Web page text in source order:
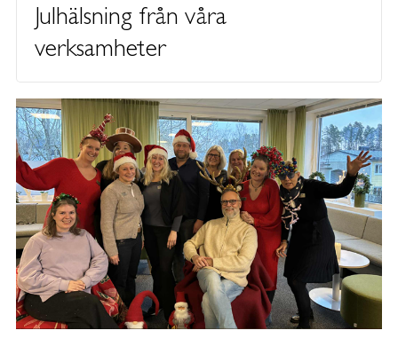
Julhälsning från våra
verksamheter